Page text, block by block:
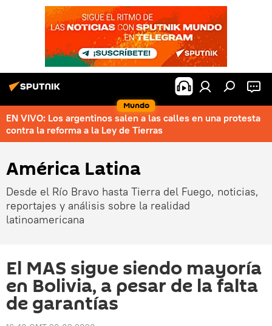
Mundo
EN VIVO: Los argentinos salen a las calles en una protesta
contra la reforma a la Ley de Tierras
América Latina
Desde el Río Bravo hasta Tierra del Fuego, noticias,
reportajes y análisis sobre la realidad
latinoamericana
El MAS sigue siendo mayoría
en Bolivia, a pesar de la falta
de garantías